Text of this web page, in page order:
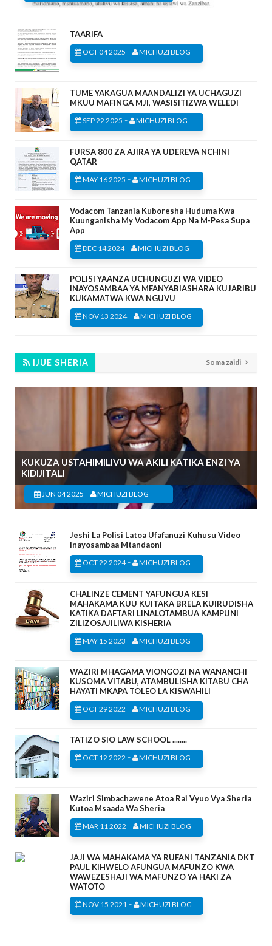
TAARIFA
OCT 04 2025 - MICHUZI BLOG
TUME YAKAGUA MAANDALIZI YA UCHAGUZI
MKUU MAFINGA MJI, WASISITIZWA WELEDI
SEP 22 2025 - MICHUZI BLOG
FURSA 800 ZA AJIRA YA UDEREVA NCHINI
QATAR
MAY 16 2025 - MICHUZI BLOG
Vodacom Tanzania Kuboresha Huduma Kwa
Kuunganisha My Vodacom App Na M-Pesa Supa
App
DEC 14 2024- MICHUZI BLOG
POLISI YAANZA UCHUNGUZI WA VIDEO
INAYOSAMBAA YA MFANYABIASHARA KUJARIBU
KUKAMATWA KWA NGUVU
NOV 13 2024- MICHUZI BLOG
IJUE SHERIA Soma zaidi
KUKUZA USTAHIMILIVU WA AKILI KATIKA ENZI YA
KIDIJITALI
JUN 04 2025 - MICHUZI BLOG
Jeshi La Polisi Latoa Ufafanuzi Kuhusu Video
Inayosambaa Mtandaoni
OCT 22 2024- MICHUZI BLOG
CHALINZE CEMENT YAFUNGUA KESI
MAHAKAMA KUU KUITAKA BRELA KUIRUDISHA
KATIKA DAFTARI LINALOTAMBUA KAMPUNI
ZILIZOSAJILIWA KISHERIA
MAY 15 2023 - MICHUZI BLOG
WAZIRI MHAGAMA VIONGOZI NA WANANCHI
KUSOMA VITABU, ATAMBULISHA KITABU CHA
HAYATI MKAPA TOLEO LA KISWAHILI
OCT 29 2022 - MICHUZI BLOG
TATIZO SIO LAW SCHOOL ........
OCT 12 2022 - MICHUZI BLOG
Waziri Simbachawene Atoa Rai Vyuo Vya Sheria
Kutoa Msaada Wa Sheria
MAR 11 2022 - MICHUZI BLOG
JAJI WA MAHAKAMA YA RUFANI TANZANIA DKT
PAUL KIHWELO AFUNGUA MAFUNZO KWA
WAWEZESHAJI WA MAFUNZO YA HAKI ZA
WATOTO
NOV 15 2021 - MICHUZI BLOG